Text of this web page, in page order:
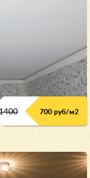
700 руб/м2